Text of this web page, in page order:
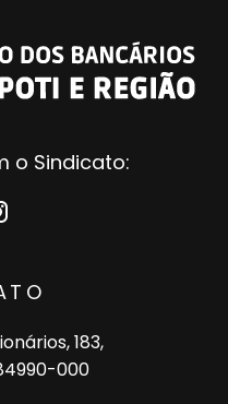
o Sindicato:
183,
000